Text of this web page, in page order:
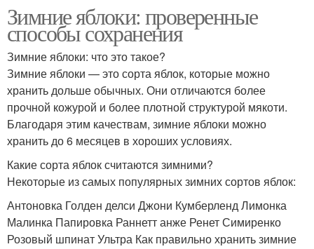
Зимние яблоки: проверенные
способы сохранения
Зимние яблоки: что это такое?
Зимние яблоки — это сорта яблок, которые можно
хранить дольше обычных. Они отличаются более
прочной кожурой и более плотной структурой мякоти.
Благодаря этим качествам, зимние яблоки можно
хранить до 6 месяцев в хороших условиях.
Какие сорта яблок считаются зимними?
Некоторые из самых популярных зимних сортов яблок:
Антоновка Голден делси Джони Кумберленд Лимонка
Малинка Папировка Раннетт анже Ренет Симиренко
Розовый шпинат Ультра Как правильно хранить зимние